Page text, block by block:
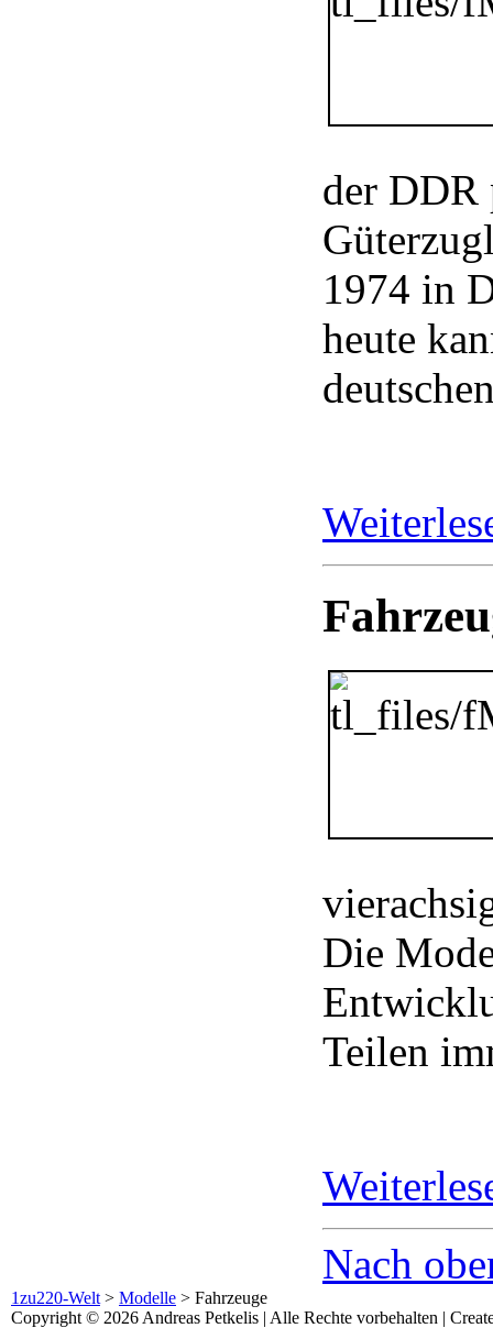
der DDR
1974 in
heute
Die
Teilen
Nach
1zu220-Welt > Modelle > Fahrzeuge
Copyright © 2026 Andreas Petkelis | Alle Rechte vorbehalten |